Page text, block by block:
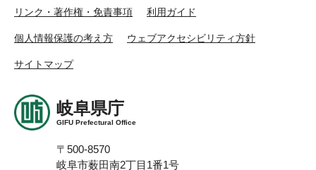
リンク・著作権・免責事項 利用ガイド
個人情報保護の考え方 ウェブアクセシビリティ方針
サイトマップ
岐阜県庁
GIFU Prefectural Office
〒500-8570
岐阜市薮田南2丁目1番1号